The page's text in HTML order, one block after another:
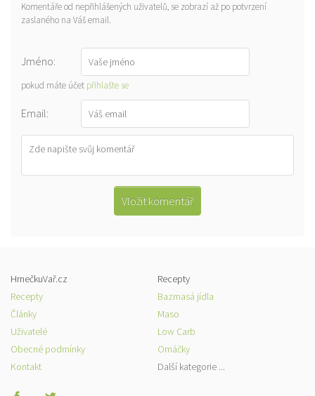
Komentáře od nepřihlášených uživatelů, se zobrazí až po potvrzení
zaslaného na Váš email.
Jméno:
pokud máte účet přihlašte se
Email:
HrnečkuVař.cz
Recepty
Články
Uživatelé
Obecné podmínky
Kontakt
Recepty
Bazmasá jídla
Maso
Low Carb
Omáčky
Další kategorie ...